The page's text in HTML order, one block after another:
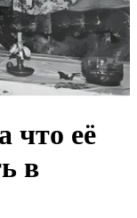
что её
в